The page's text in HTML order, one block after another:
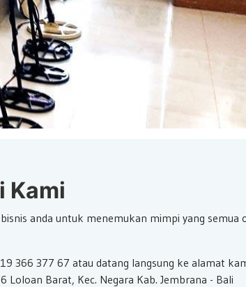
Kami
anda untuk menemukan mimpi yang semua
366 377 67 atau datang langsung ke alamat
Loloan Barat, Kec. Negara Kab. Jembrana - Bali